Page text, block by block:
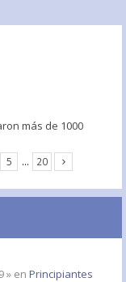
más de 1000
5 … 20
» en Principiantes